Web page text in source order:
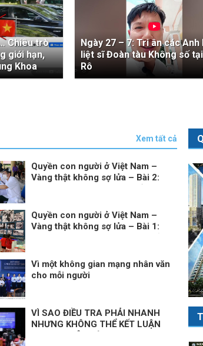
Chiêu trò
giới hạn,
Khoa
Ngày 27 – 7: Tri ân các Anh
liệt sĩ Đoàn tàu Không số
Rô
Xem tất cả
Quyền con người ở Việt Nam –
Vàng thật không sợ lửa – Bài 2:
Quyền con người ở Việt Nam –
Vàng thật không sợ lửa – Bài 1:
Vì một không gian mạng nhân văn
cho mỗi người
VÌ SAO ĐIỀU TRA PHẢI NHANH
NHƯNG KHÔNG THỂ KẾT LUẬN